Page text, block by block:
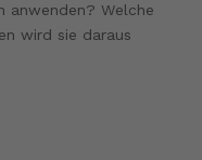
anwenden? Welche
wird sie daraus